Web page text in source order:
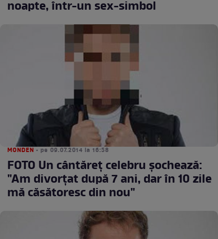
noapte, într-un sex-simbol
MONDEN • pe 09.07.2014 la 16:58
FOTO Un cântăreţ celebru şochează:
"Am divorţat după 7 ani, dar în 10 zile
mă căsătoresc din nou"